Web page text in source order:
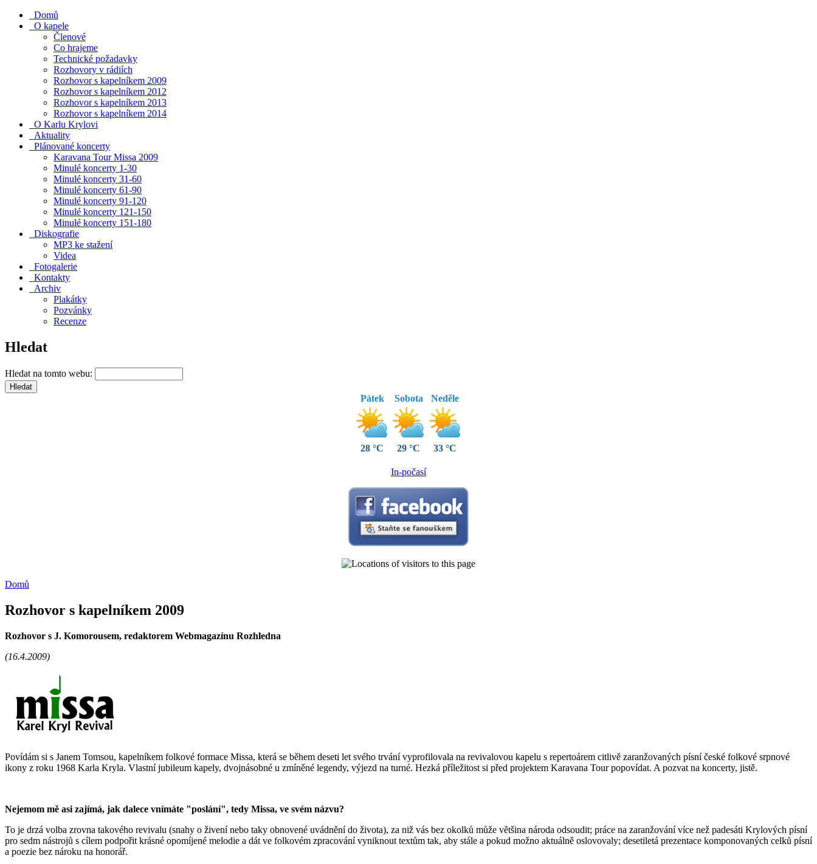
Domů
O kapele
Členové
Co hrajeme
Technické požadavky
Rozhovory v rádiích
Rozhovor s kapelníkem 2009
Rozhovor s kapelníkem 2012
Rozhovor s kapelníkem 2013
Rozhovor s kapelníkem 2014
O Karlu Krylovi
Aktuality
Plánované koncerty
Karavana Tour Missa 2009
Minulé koncerty 1-30
Minulé koncerty 31-60
Minulé koncerty 61-90
Minulé koncerty 91-120
Minulé koncerty 121-150
Minulé koncerty 151-180
Diskografie
MP3 ke stažení
Videa
Fotogalerie
Kontakty
Archiv
Plakátky
Pozvánky
Recenze
Hledat
Hledat na tomto webu:
Pátek
28 °C
Sobota
29 °C
Neděle
33 °C
In-počasí
Domů
Rozhovor s kapelníkem 2009
Rozhovor s J. Komorousem, redaktorem Webmagazínu Rozhledna
(16.4.2009)
Povídám si s Janem Tomsou, kapelníkem folkové formace Missa, která se během deseti let svého trvání vyprofilovala na revivalovou kapelu s repertoárem citlivě zaranžovaných písní české folkové srpnové
ikony z roku 1968 Karla Kryla. Vlastní jubileum kapely, dvojnásobné u zmíněné legendy, výjezd na turné. Hezká příležitost si před projektem Karavana Tour popovídat. A pozvat na koncerty, jistě.
Nejemom mě asi zajímá, jak dalece vnímáte "poslání", tedy Missa, ve svém názvu?
To je drzá volba zrovna takového revivalu (snahy o živení nebo taky obnovené uvádnění do života), za niž vás bez okolků může většina národa odsoudit; práce na zaranžování více než padesáti Krylových písní
pro sedm nástrojů s cílem podpořit krásné opomíjené melodie a dát ve folkovém zpracování vyniknout textům tak, aby stále a pokud možno aktuálně oslovovaly; desetiletá prezentace komponovaných celků písní
a poezie bez nároku na honorář.